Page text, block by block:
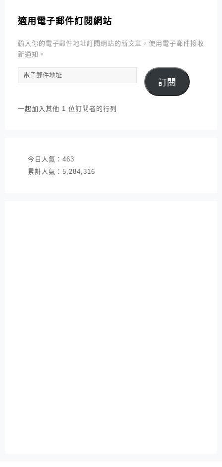
適用電子郵件訂閱網站
輸入你的電子郵件地址訂閱網站的新文章，使用電子郵件接收
新通知。
電
子
件
訂閱
一起加入其他 1 位訂閱者的行列
今日人氣： 463
累計人氣： 5,284,316